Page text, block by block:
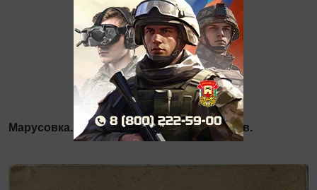
Марусовка. Казань. Первая половина ХХ в.